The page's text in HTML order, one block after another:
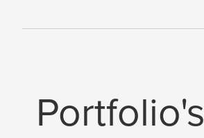
Portfolio's